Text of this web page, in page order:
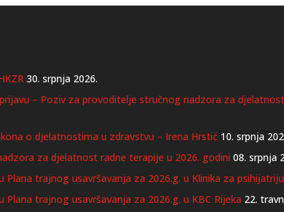
30. srpnja 2026.
– Poziv za provoditelje stručnog nadzora za
o djelatnostima u zdravstvu – Irena Hrstić 10. srpnja
za djelatnost radne terapije u 2026. godini 08. srpnja
Plana trajnog usavršavanja za 2026.g. u Klinika za
trajnog usavršavanja za 2026.g. u KBC Rijeka 22.